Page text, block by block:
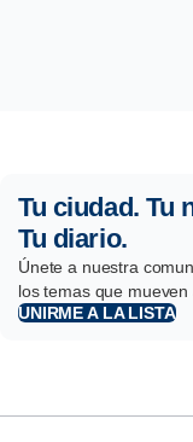
Tu ciudad. Tu
Tu diario.
Únete a nuestra
los temas que
UNIRME A LA LISTA